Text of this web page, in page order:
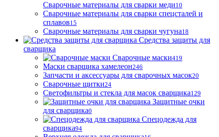
Сварочные материалы для сварки меди10
Сварочные материалы для сварки спецсталей и
сплавов15
Сварочные материалы для сварки чугуна18
Средства защиты для
сварщика
Сварочные маски419
Маски сварщика хамелеон246
Запчасти и аксессуары для сварочных масок20
Сварочные щитки24
Светофильтры и стекла для масок сварщика129
Защитные очки
для сварщика0
Спецодежда для
сварщика94